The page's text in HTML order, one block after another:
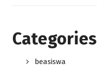
Categories
beasiswa